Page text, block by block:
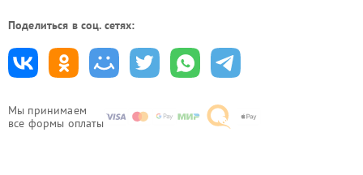
Мы принимаем
все формы оплаты
Поделиться в соц. сетях: